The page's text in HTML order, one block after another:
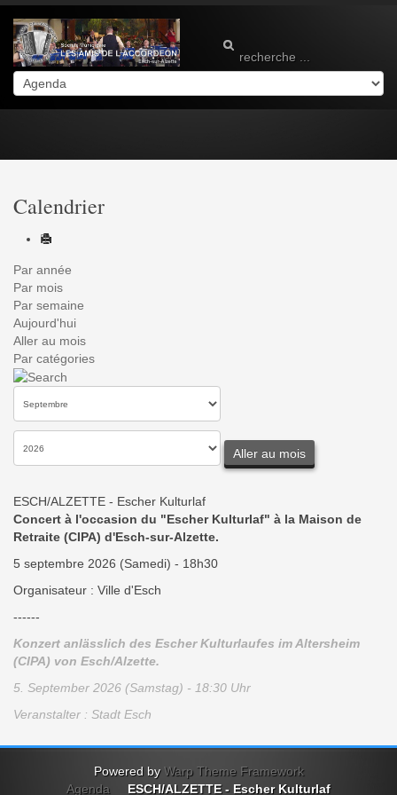
Calendrier
Par année
Par mois
Par semaine
Aujourd'hui
Aller au mois
Par catégories
Aller au mois
ESCH/ALZETTE - Escher Kulturlaf
Concert à l'occasion du "Escher Kulturlaf" à la Maison de
Retraite (CIPA) d'Esch-sur-Alzette.
5 septembre 2026 (Samedi) - 18h30
Organisateur : Ville d'Esch
------
Konzert anlässlich des Escher Kulturlaufes im Altersheim
(CIPA) von Esch/Alzette.
5. September 2026 (Samstag) - 18:30 Uhr
Veranstalter : Stadt Esch
Powered byWarp Theme Framework
Agenda
ESCH/ALZETTE - Escher Kulturlaf